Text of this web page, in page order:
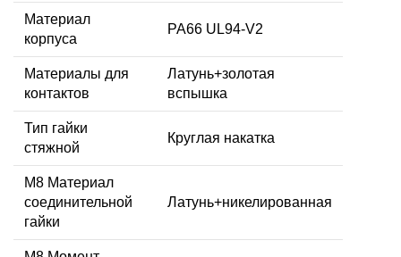
Материал
корпуса
PA66 UL94-V2
Материалы для
контактов
Латунь+золотая
вспышка
Тип гайки
стяжной
Круглая накатка
М8 Материал
соединительной
гайки
Латунь+никелированная